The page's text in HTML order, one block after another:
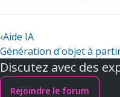
‹Aide IA
Génération d'objet à
Discutez avec des
Rejoindre le forum